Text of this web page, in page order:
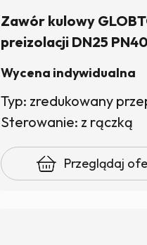
Zawór kulowy
preizolacji DN25
W magazynie
Wycena indywidualna
Typ: zredukowany
Sterowanie: z rączką
Przeglądaj